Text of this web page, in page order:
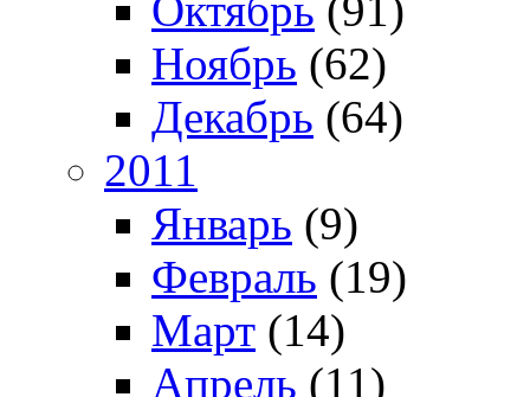
Ноябрь (62)
Декабрь (64)
2011
Январь (9)
Февраль (19)
Март (14)
Апрель (11)